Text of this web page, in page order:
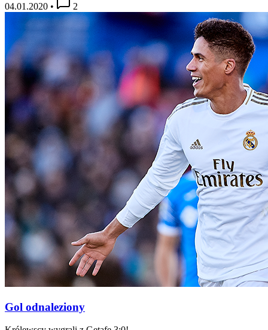
04.01.2020 • 2
Gol odnaleziony